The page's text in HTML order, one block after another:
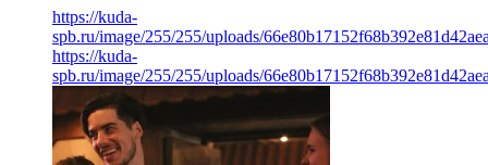
https://kuda-
spb.ru/image/255/255/uploads/
https://kuda-
spb.ru/image/255/255/uploads/